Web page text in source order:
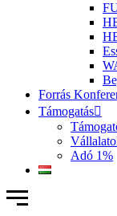
Forrás
Támogatás
Adó 1%